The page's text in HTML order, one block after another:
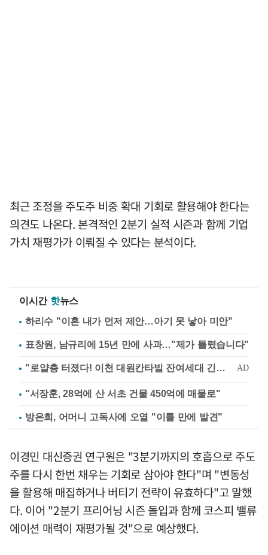
최근 조정을 주도주 비중 확대 기회로 활용해야 한다는
의견도 나온다. 본격적인 2분기 실적 시즌과 함께 기업
가치 재평가가 이뤄질 수 있다는 분석이다.
이시간 핫뉴스
하리수 "이혼 내가 먼저 제안…아기 못 낳아 미안"
표창원, 남규리에 15년 만에 사과…"제가 틀렸습니다"
"서장훈, 28억에 산 서초 건물 450억에 매물로"
방은희, 어머니 고독사에 오열 "이틀 만에 발견"
이경민 대신증권 연구원은 "3분기까지의 호흡으로 주도
주를 다시 한번 채우는 기회로 삼아야 한다"며 "변동성
을 활용해 매집하거나 버티기 전략이 유효하다"고 말했
다. 이어 "2분기 프리어닝 시즌 돌입과 함께 코스피 밸류
에이션 매력이 재평가될 것"으로 예상했다.